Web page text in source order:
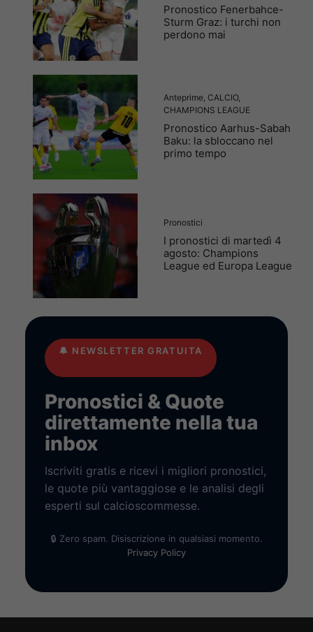
Pronostico Fenerbahce-
Sturm Graz: i turchi non
perdono mai
Anteprime CALCIO,
CHAMPIONS LEAGUE
Pronostico Aarhus-Sabah
Baku: la sbloccano nel
primo tempo
Pronostici
I pronostici di martedì 4
agosto: Champions
League ed Europa League
🔔 NEWSLETTER GRATUITA
Pronostici & Quote
direttamente nella tua
inbox
Iscriviti gratis e ricevi i migliori pronostici,
le quote più vantaggiose e le analisi degli
esperti sul calcioscommesse.
🔒 Zero spam. Disiscrizione in qualsiasi momento.
Privacy Policy